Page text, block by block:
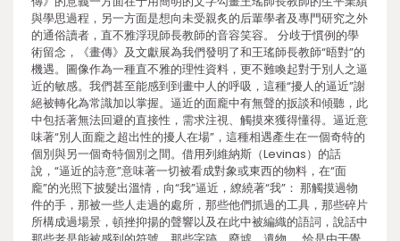
與學思過程，另一方面是想向未受親炙的后輩學者及專門研究之外
的通俗讀者，直不雅浮現師長教師的音容笑容。 分歧于慣例的學
術留念，《畫傳》及文獻展為我們發明了和王瑤師長教師“晤對”的
機遇。圖像作為一種直不雅的理性資料，更不難喚起對于別人之逼
近的敏感。我們甚至能感到到畫中人的呼吸，這種“擾人的逼近”謝
絕被轉化為常識加以掌握。逼近的面龐中有無聲的扳談和傾聽，此
中包括著無法回避的直接性，需求注視、觸摸來獲得懂得。逼近意
味著“別人面龐之超出性的擾人在場”，這種相遇產生在一個奇特的
個別與另一個奇特個別之間。借用列維納斯（Levinas）的話
說，“逼近的詩意”意味著一切被看成對象或東西的物料，在“面
龐”的光照下披髮出溫情，向“我”逼近，繚繞著“我”： 那觸摸過物
件的手，那被一些人走過的處所，那些他們抓過的工具，那些碎片
所構成過場景，頓挫抑揚的聲響以及在此中被編織的語詞，說話中